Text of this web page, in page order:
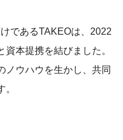
であるTAKEOは、2022
本提携を結びました。
ノウハウを生かし、共同